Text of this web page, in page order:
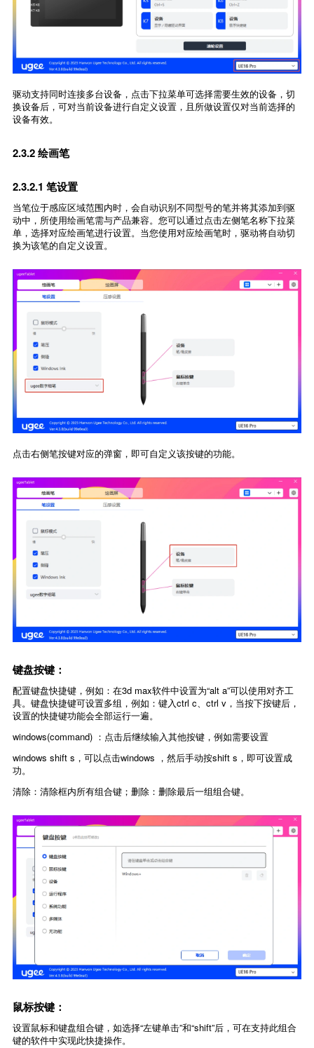
驱动支持同时连接多台设备，点击下拉菜单可选择需要生效的设备，切
换设备后，可对当前设备进行自定义设置，且所做设置仅对当前选择的
设备有效。
2.3.2 绘画笔
2.3.2.1 笔设置
当笔位于感应区域范围内时，会自动识别不同型号的笔并将其添加到驱
动中，所使用绘画笔需与产品兼容。您可以通过点击左侧笔名称下拉菜
单，选择对应绘画笔进行设置。当您使用对应绘画笔时，驱动将自动切
换为该笔的自定义设置。
点击右侧笔按键对应的弹窗，即可自定义该按键的功能。
键盘按键：
配置键盘快捷键，例如：在3d max软件中设置为“alt a”可以使用对齐工
具。键盘快捷键可设置多组，例如：键入ctrl c、ctrl v，当按下按键后，
设置的快捷键功能会全部运行一遍。
windows(command) ：点击后继续输入其他按键，例如需要设置
windows shift s，可以点击windows ，然后手动按shift s，即可设置成
功。
清除：清除框内所有组合键；删除：删除最后一组组合键。
鼠标按键：
设置鼠标和键盘组合键，如选择“左键单击”和“shift”后，可在支持此组合
键的软件中实现此快捷操作。